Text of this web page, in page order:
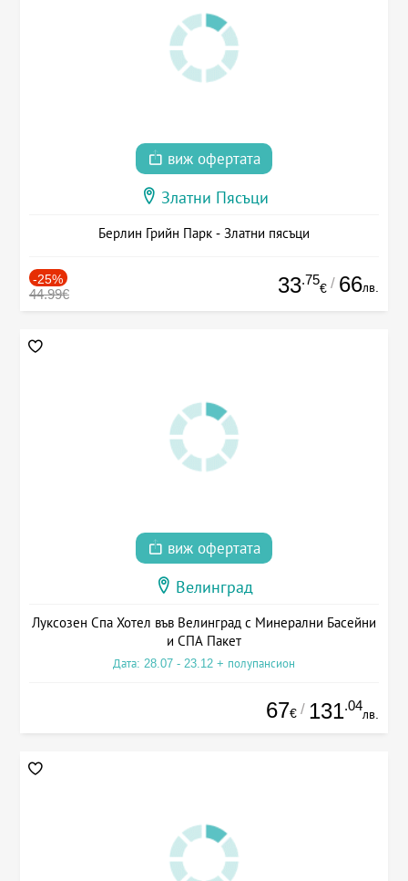
виж офертата
Златни Пясъци
Берлин Грийн Парк - Златни пясъци
-25%
44.99€ 33.75
€ / 66лв.
виж офертата
Велинград
Луксозен Спа Хотел във Велинград с Минерални Басейни
и СПА Пакет
Дата: 28.07 - 23.12 + полупансион
67€ / 131.04
лв.